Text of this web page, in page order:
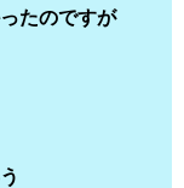
たのですが